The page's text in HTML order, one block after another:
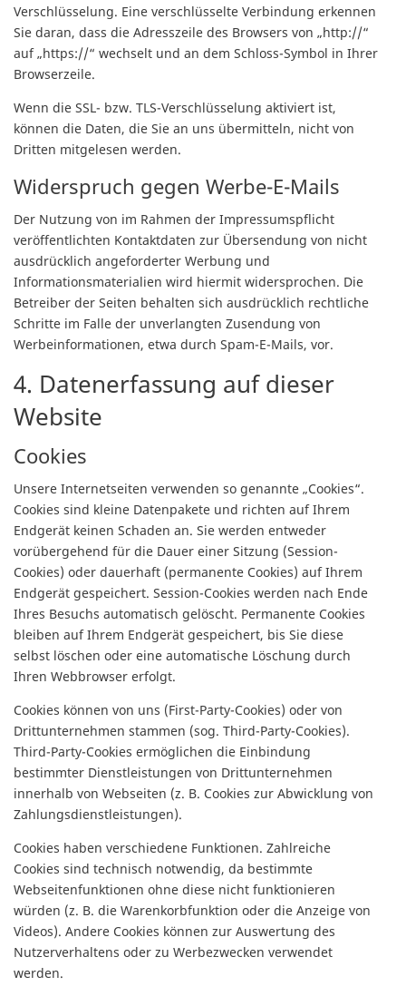
Verschlüsselung. Eine verschlüsselte Verbindung erkennen
Sie daran, dass die Adresszeile des Browsers von „http://“
auf „https://“ wechselt und an dem Schloss-Symbol in Ihrer
Browserzeile.
Wenn die SSL- bzw. TLS-Verschlüsselung aktiviert ist,
können die Daten, die Sie an uns übermitteln, nicht von
Dritten mitgelesen werden.
Widerspruch gegen Werbe-E-Mails
Der Nutzung von im Rahmen der Impressumspflicht
veröffentlichten Kontaktdaten zur Übersendung von nicht
ausdrücklich angeforderter Werbung und
Informationsmaterialien wird hiermit widersprochen. Die
Betreiber der Seiten behalten sich ausdrücklich rechtliche
Schritte im Falle der unverlangten Zusendung von
Werbeinformationen, etwa durch Spam-E-Mails, vor.
4. Datenerfassung auf dieser
Website
Cookies
Unsere Internetseiten verwenden so genannte „Cookies“.
Cookies sind kleine Datenpakete und richten auf Ihrem
Endgerät keinen Schaden an. Sie werden entweder
vorübergehend für die Dauer einer Sitzung (Session-
Cookies) oder dauerhaft (permanente Cookies) auf Ihrem
Endgerät gespeichert. Session-Cookies werden nach Ende
Ihres Besuchs automatisch gelöscht. Permanente Cookies
bleiben auf Ihrem Endgerät gespeichert, bis Sie diese
selbst löschen oder eine automatische Löschung durch
Ihren Webbrowser erfolgt.
Cookies können von uns (First-Party-Cookies) oder von
Drittunternehmen stammen (sog. Third-Party-Cookies).
Third-Party-Cookies ermöglichen die Einbindung
bestimmter Dienstleistungen von Drittunternehmen
innerhalb von Webseiten (z. B. Cookies zur Abwicklung von
Zahlungsdienstleistungen).
Cookies haben verschiedene Funktionen. Zahlreiche
Cookies sind technisch notwendig, da bestimmte
Webseitenfunktionen ohne diese nicht funktionieren
würden (z. B. die Warenkorbfunktion oder die Anzeige von
Videos). Andere Cookies können zur Auswertung des
Nutzerverhaltens oder zu Werbezwecken verwendet
werden.